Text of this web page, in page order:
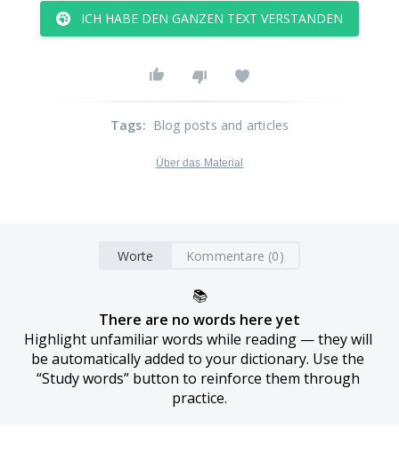
ICH HABE DEN GANZEN TEXT VERSTANDEN
Tags: Blog posts and articles
Über das Material
Worte Kommentare (0)
📚
There are no words here yet
Highlight unfamiliar words while reading — they will
be automatically added to your dictionary. Use the
“Study words” button to reinforce them through
practice.